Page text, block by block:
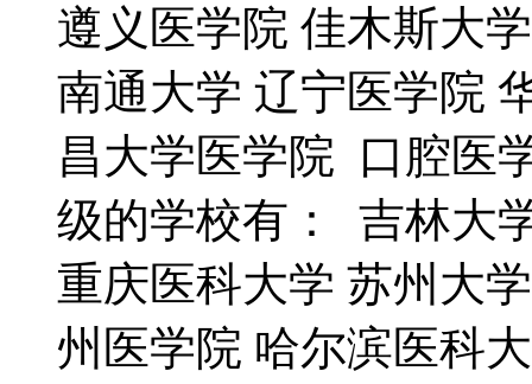
遵义医学院 佳木斯大
南通大学 辽宁医学院
昌大学医学院 口腔医
级的学校有： 吉林大
重庆医科大学 苏州大
州医学院 哈尔滨医科